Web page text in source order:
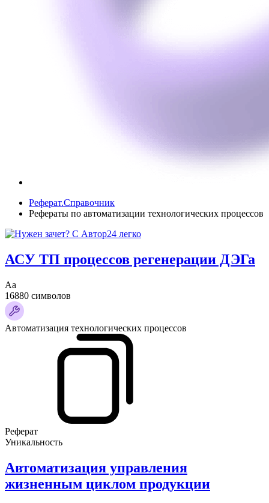
Реферат.Справочник
Рефераты по автоматизации технологических процессов
АСУ ТП процессов регенерации ДЭГа
Аа
16880 символов
Автоматизация технологических процессов
Реферат
Уникальность
Автоматизация управления
жизненным циклом продукции